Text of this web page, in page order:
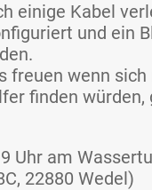
einige Kabel
und ein
freuen wenn sich
finden würden,
Uhr am
22880 Wedel)